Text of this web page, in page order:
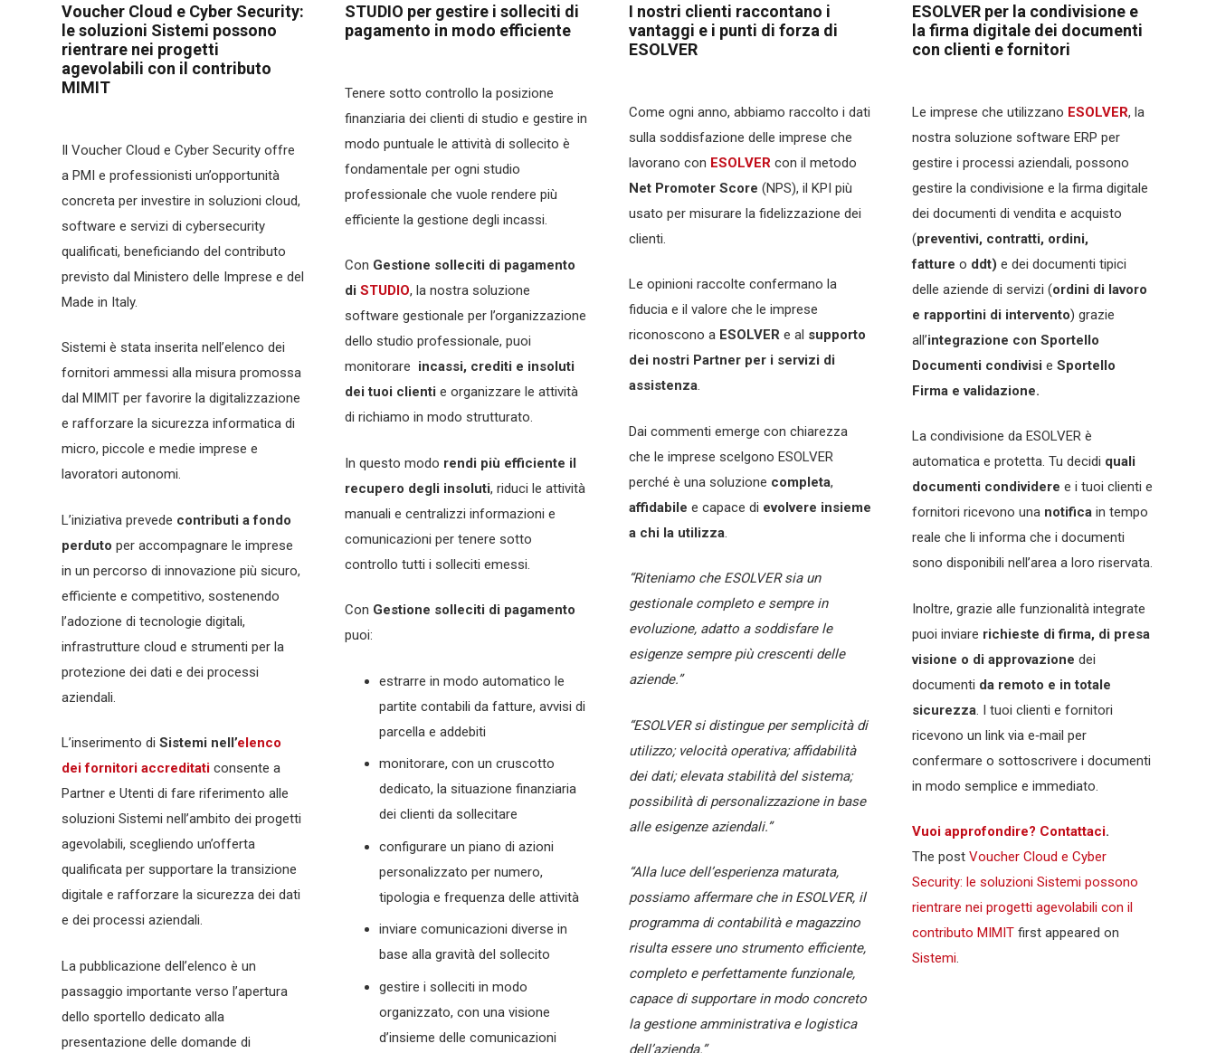
Voucher Cloud e Cyber Security:
le soluzioni Sistemi possono
rientrare nei progetti
agevolabili con il contributo
MIMIT
Il Voucher Cloud e Cyber Security offre
a PMI e professionisti un’opportunità
concreta per investire in soluzioni cloud,
software e servizi di cybersecurity
qualificati, beneficiando del contributo
previsto dal Ministero delle Imprese e del
Made in Italy.
Sistemi è stata inserita nell’elenco dei
fornitori ammessi alla misura promossa
dal MIMIT per favorire la digitalizzazione
e rafforzare la sicurezza informatica di
micro, piccole e medie imprese e
lavoratori autonomi.
L’iniziativa prevede contributi a fondo
perduto per accompagnare le imprese
in un percorso di innovazione più sicuro,
efficiente e competitivo, sostenendo
l’adozione di tecnologie digitali,
infrastrutture cloud e strumenti per la
protezione dei dati e dei processi
aziendali.
L’inserimento di Sistemi nell’elenco
dei fornitori accreditaticonsente a
Partner e Utenti di fare riferimento alle
soluzioni Sistemi nell’ambito dei progetti
agevolabili, scegliendo un’offerta
qualificata per supportare la transizione
digitale e rafforzare la sicurezza dei dati
e dei processi aziendali.
La pubblicazione dell’elenco è un
passaggio importante verso l’apertura
dello sportello dedicato alla
presentazione delle domande di
STUDIO per gestire i solleciti di
pagamento in modo efficiente
Tenere sotto controllo la posizione
finanziaria dei clienti di studio e gestire in
modo puntuale le attività di sollecito è
fondamentale per ogni studio
professionale che vuole rendere più
efficiente la gestione degli incassi.
Con Gestione solleciti di pagamento
di STUDIO, la nostra soluzione
software gestionale per l’organizzazione
dello studio professionale, puoi
monitorare incassi, crediti e insoluti
dei tuoi clienti e organizzare le attività
di richiamo in modo strutturato.
In questo modo rendi più efficiente il
recupero degli insoluti, riduci le attività
manuali e centralizzi informazioni e
comunicazioni per tenere sotto
controllo tutti i solleciti emessi.
Con Gestione solleciti di pagamento
puoi:
estrarre in modo automatico le
partite contabili da fatture, avvisi di
parcella e addebiti
monitorare, con un cruscotto
dedicato, la situazione finanziaria
dei clienti da sollecitare
configurare un piano di azioni
personalizzato per numero,
tipologia e frequenza delle attività
inviare comunicazioni diverse in
base alla gravità del sollecito
gestire i solleciti in modo
organizzato, con una visione
d’insieme delle comunicazioni
I nostri clienti raccontano i
vantaggi e i punti di forza di
ESOLVER
Come ogni anno, abbiamo raccolto i dati
sulla soddisfazione delle imprese che
lavorano con ESOLVER con il metodo
Net Promoter Score (NPS), il KPI più
usato per misurare la fidelizzazione dei
clienti.
Le opinioni raccolte confermano la
fiducia e il valore che le imprese
riconoscono a ESOLVERe al supporto
dei nostri Partner per i servizi di
assistenza.
Dai commenti emerge con chiarezza
che le imprese scelgono ESOLVER
perché è una soluzione completa,
affidabile e capace di evolvere insieme
a chi la utilizza.
“Riteniamo che ESOLVER sia un
gestionale completo e sempre in
evoluzione, adatto a soddisfare le
esigenze sempre più crescenti delle
aziende.”
“ESOLVER si distingue per semplicità di
utilizzo; velocità operativa; affidabilità
dei dati; elevata stabilità del sistema;
possibilità di personalizzazione in base
alle esigenze aziendali.”
“Alla luce dell’esperienza maturata,
possiamo affermare che in ESOLVER, il
programma di contabilità e magazzino
risulta essere uno strumento efficiente,
completo e perfettamente funzionale,
capace di supportare in modo concreto
la gestione amministrativa e logistica
dell’azienda.”
ESOLVER per la condivisione e
la firma digitale dei documenti
con clienti e fornitori
Le imprese che utilizzano ESOLVER, la
nostra soluzione software ERP per
gestire i processi aziendali, possono
gestire la condivisione e la firma digitale
dei documenti di vendita e acquisto
(preventivi, contratti, ordini,
fatture o ddt) e dei documenti tipici
delle aziende di servizi (ordini di lavoro
e rapportini di intervento) grazie
all’integrazione con Sportello
Documenti condivisi e Sportello
Firma e validazione.
La condivisione da ESOLVER è
automatica e protetta. Tu decidi quali
documenti condividere e i tuoi clienti e
fornitori ricevono una notifica in tempo
reale che li informa che i documenti
sono disponibili nell’area a loro riservata.
Inoltre, grazie alle funzionalità integrate
puoi inviare richieste di firma, di presa
visione o di approvazione dei
documenti da remoto e in totale
sicurezza . I tuoi clienti e fornitori
ricevono un link via e‑mail per
confermare o sottoscrivere i documenti
in modo semplice e immediato.
Vuoi approfondire? Contattaci.
The post Voucher Cloud e Cyber
Security: le soluzioni Sistemi possono
rientrare nei progetti agevolabili con il
contributo MIMIT first appeared on
Sistemi.